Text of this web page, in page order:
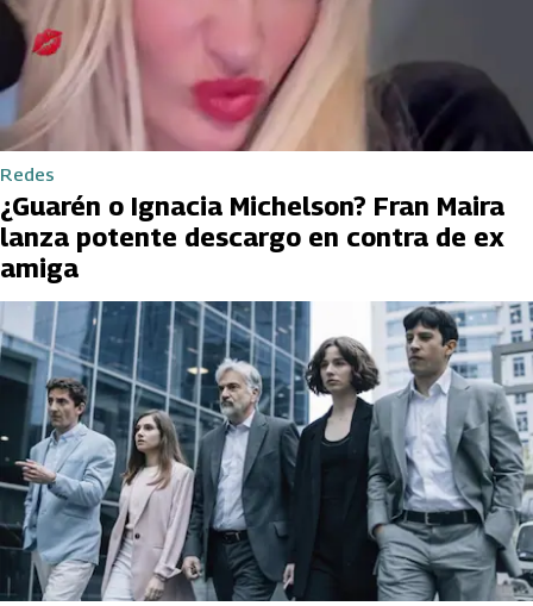
Redes
¿Guarén o Ignacia Michelson? Fran Maira
lanza potente descargo en contra de ex
amiga